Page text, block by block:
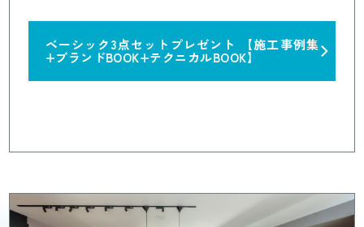
ベーシック3点セットプレゼント 【施工事例集
+ブランドBOOK+テクニカルBOOK】